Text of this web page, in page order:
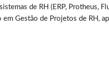
de RH (ERP, Protheus,
em Gestão de Projetos de RH,